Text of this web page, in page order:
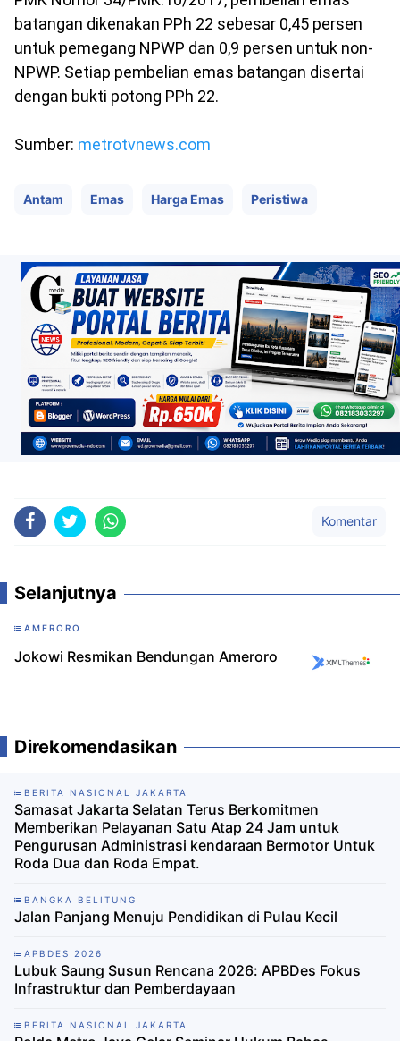
batangan dikenakan PPh 22 sebesar 0,45 persen
untuk pemegang NPWP dan 0,9 persen untuk non-
NPWP. Setiap pembelian emas batangan disertai
dengan bukti potong PPh 22.
Sumber: metrotvnews.com
Antam Emas Harga Emas Peristiwa
Komentar
Selanjutnya
AMERORO
Jokowi Resmikan Bendungan Ameroro
Direkomendasikan
BERITA NASIONAL JAKARTA
Samasat Jakarta Selatan Terus Berkomitmen
Memberikan Pelayanan Satu Atap 24 Jam untuk
Pengurusan Administrasi kendaraan Bermotor Untuk
Roda Dua dan Roda Empat.
BANGKA BELITUNG
Jalan Panjang Menuju Pendidikan di Pulau Kecil
APBDES 2026
Lubuk Saung Susun Rencana 2026: APBDes Fokus
Infrastruktur dan Pemberdayaan
BERITA NASIONAL JAKARTA